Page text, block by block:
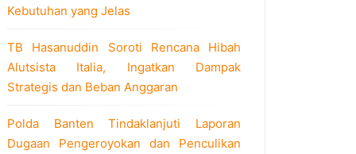
Kebutuhan yang Jelas
TB Hasanuddin Soroti Rencana Hibah
Alutsista Italia, Ingatkan Dampak
Strategis dan Beban Anggaran
Polda Banten Tindaklanjuti Laporan
Dugaan Pengeroyokan dan Penculikan